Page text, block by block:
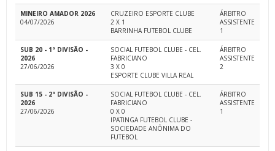
MINEIRO AMADOR 2026
04/07/2026
CRUZEIRO ESPORTE CLUBE
2 X 1
BARRINHA FUTEBOL CLUBE
ÁRBITRO
ASSISTENTE
1
SUB 20 - 1ª DIVISÃO -
2026
27/06/2026
SOCIAL FUTEBOL CLUBE - CEL.
FABRICIANO
3 X 0
ESPORTE CLUBE VILLA REAL
ÁRBITRO
ASSISTENTE
2
SUB 15 - 2ª DIVISÃO -
2026
27/06/2026
SOCIAL FUTEBOL CLUBE - CEL.
FABRICIANO
0 X 0
IPATINGA FUTEBOL CLUBE -
SOCIEDADE ANÔNIMA DO
FUTEBOL
ÁRBITRO
ASSISTENTE
1